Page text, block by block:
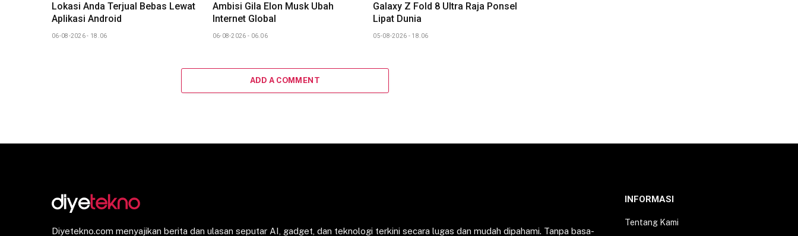
Lokasi Anda Terjual Bebas Lewat
Aplikasi Android
06-08-2026 - 18.06
Ambisi Gila Elon Musk Ubah
Internet Global
06-08-2026 - 06.06
Galaxy Z Fold 8 Ultra Raja Ponsel
Lipat Dunia
05-08-2026 - 18.06
ADD A COMMENT
Diyetekno.com menyajikan berita dan ulasan seputar AI, gadget, dan teknologi terkini secara lugas dan mudah dipahami. Tanpa basa-
INFORMASI
Tentang Kami